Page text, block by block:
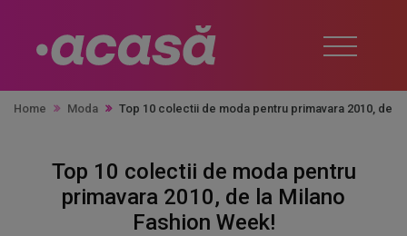
Home Moda Top 10 colectii de moda pentru primavara 2010, de la
Top 10 colectii de moda pentru
primavara 2010, de la Milano
Fashion Week!